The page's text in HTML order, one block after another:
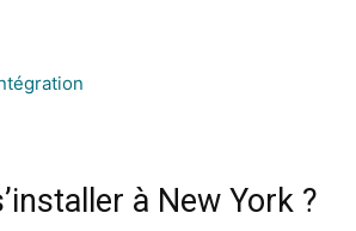
à New York ?